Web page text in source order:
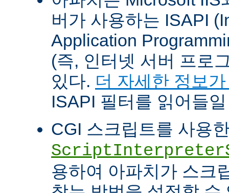
버가 사용하는 ISAPI
Application
(즉, 인터넷 서버 프로
있다. 더 자세한 정보
ISAPI 필터를 읽어들
CGI 스크립트를 사용
용하여 아파치가 스크